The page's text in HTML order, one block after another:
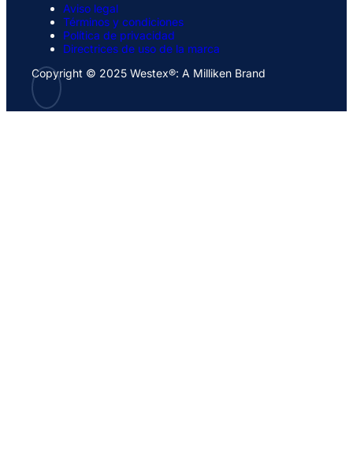
Aviso legal
Términos y condiciones
Política de privacidad
Directrices de uso de la marca
Copyright © 2025 Westex®: A Milliken Brand